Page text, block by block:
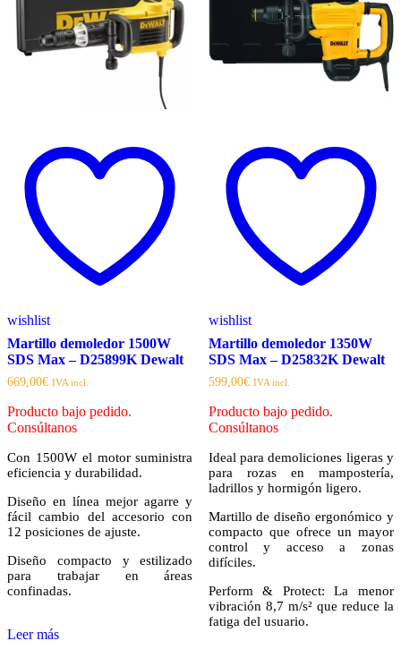
wishlist
Martillo demoledor 1500W
SDS Max – D25899K Dewalt
669,00€ IVA incl.
Producto bajo pedido.
Consúltanos
Con 1500W el motor suministra
eficiencia y durabilidad.
Diseño en línea mejor agarre y
fácil cambio del accesorio con
12 posiciones de ajuste.
Diseño compacto y estilizado
para trabajar en áreas
confinadas.
Leer más
wishlist
Martillo demoledor 1350W
SDS Max – D25832K Dewalt
599,00€ IVA incl.
Producto bajo pedido.
Consúltanos
Ideal para demoliciones ligeras y
para rozas en mampostería,
ladrillos y hormigón ligero.
Martillo de diseño ergonómico y
compacto que ofrece un mayor
control y acceso a zonas
difíciles.
Perform & Protect: La menor
vibración 8,7 m/s² que reduce la
fatiga del usuario.